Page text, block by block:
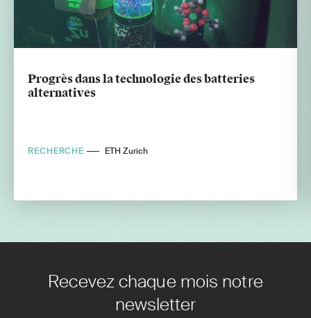
Progrès dans la technologie des batteries
alternatives
RECHERCHE ETH Zurich
Recevez chaque mois notre
newsletter